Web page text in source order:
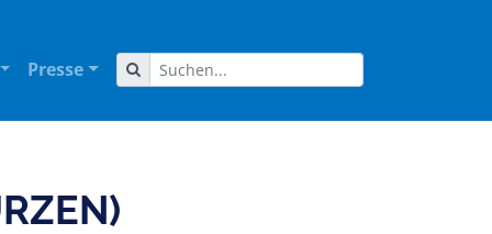
Presse